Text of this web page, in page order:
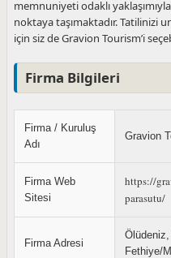
memnuniyeti odaklı
noktaya taşımaktadır. Tatilinizi
için siz de Gravion Tourism’i
Firma Bilgileri
Firma / Kuruluş
Adı
Gravion
Firma Web
Sitesi
https://
parasutu/
Firma Adresi
Fethiye/